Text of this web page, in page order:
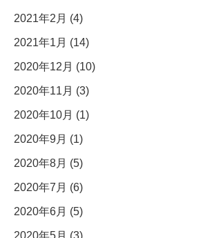
2021年2月 (4)
2021年1月 (14)
2020年12月 (10)
2020年11月 (3)
2020年10月 (1)
2020年9月 (1)
2020年8月 (5)
2020年7月 (6)
2020年6月 (5)